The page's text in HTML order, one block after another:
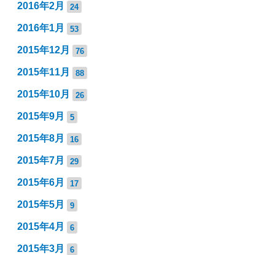
2016年2月 24
2016年1月 53
2015年12月 76
2015年11月 88
2015年10月 26
2015年9月 5
2015年8月 16
2015年7月 29
2015年6月 17
2015年5月 9
2015年4月 6
2015年3月 6